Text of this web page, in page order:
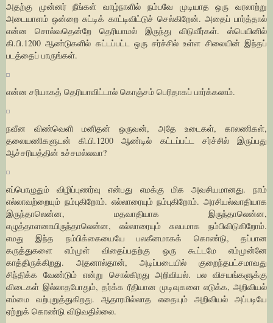
அதற்கு முன்னர் நீங்கள் வாழ்நாளில் நம்பவே முடியாத ஒரு வரலாற்று
அடையாளம் ஒன்றை சுட்டிக் காட்டிவிட்டுச் செல்கிறேன். அதைப் பார்த்தால்
என்ன சொல்வதென்றே தெரியாமல் இருந்து விடுவீர்கள். ஸ்பெயினில்
கி.பி.1200 ஆண்டுகளில் கட்டப்பட்ட ஒரு சர்ச்சில் உள்ள சிலையின் இந்தப்
படத்தைப் பாருங்கள்.
என்ன சரியாகத் தெரியாவிட்டால் கொஞ்சம் பெரிதாகப் பார்க்கலாம்.
நவீன விண்வெளி மனிதன் ஒருவன், அதே உடைகள், காலணிகள்,
தலையணிகளுடன் கி.பி.1200 ஆண்டில் கட்டப்பட்ட சர்ச்சில் இருப்பது
ஆச்சரியத்தின் உச்சமல்லவா?
எப்பொழுதும் விழிப்புணர்வு என்பது எமக்கு மிக அவசியமானது. நாம்
எல்லாவற்றையும் நம்புகிறோம். எல்லாரையும் நம்புகிறோம். அரசியல்வாதியாக
இருந்தாலென்ன, மதவாதியாக இருந்தாலென்ன,
எழுத்தாளனாயிருந்தாலென்ன, எல்லாரையும் சுலபமாக நம்பிவிடுகிறோம்.
எமது இந்த நம்பிக்கையையே பலகீனமாகக் கொண்டு, தப்பான
கருத்துகளை எம்முள் விதைப்பதற்கு ஒரு கூட்டமே எம்முன்னே
காத்திருக்கிறது. அதனால்தான், அடிப்படையில் குறைந்தபட்சமாவது
சிந்திக்க வேண்டும் என்று சொல்கிறது அறிவியல். பல விசயங்களுக்கு
விடைகள் இல்லாதபோதும், தர்க்க ரீதியான முடிவுகளை எடுக்க, அறிவியல்
எம்மை வற்புறுத்துகிறது. ஆதாரமில்லாத எதையும் அறிவியல் அப்படியே
ஏற்றுக் கொண்டு விடுவதில்லை.